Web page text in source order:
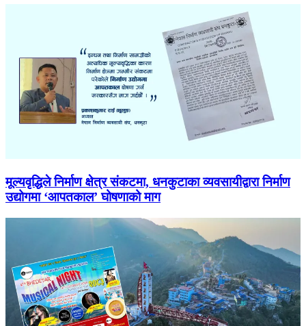
मूल्यवृद्धिले निर्माण क्षेत्र संकटमा, धनकुटाका व्यवसायीद्वारा निर्माण
उद्योगमा ‘आपतकाल’ घोषणाको माग